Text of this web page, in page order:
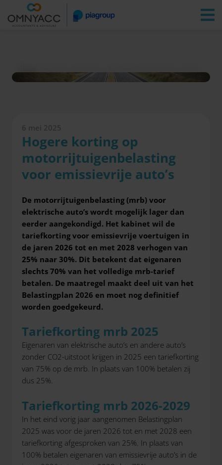
Vestigingen Zoeken
6 mei 2025
Hogere korting op
motorrijtuigenbelasting
voor emissievrije auto’s
De motorrijtuigenbelasting (mrb) voor
elektrische auto’s wordt mogelijk lager dan
eerder aangekondigd. Het kabinet wil de
tariefkorting voor emissievrije voertuigen in
de jaren 2026 tot en met 2028 verhogen van
25% naar 30%. Dit betekent dat eigenaren
slechts 70% van het volledige mrb-tarief
betalen. De maatregel maakt deel uit van het
Belastingplan 2026 en moet nog definitief
worden goedgekeurd.
Tariefkorting mrb 2025
Eigenaren van elektrische auto’s en andere auto’s
zonder CO2-uitstoot krijgen in 2025 een tariefkorting
van 75% op de mrb. In plaats van 100% betalen zij
dus 25%.
Tariefkorting mrb 2026-2029
In het eind vorig jaar aangenomen Belastingplan
2025 was voor de jaren 2026 tot en met 2028 een
tariefkorting afgesproken van 25%. In plaats van
100% betalen eigenaren van emissievrije auto’s in de